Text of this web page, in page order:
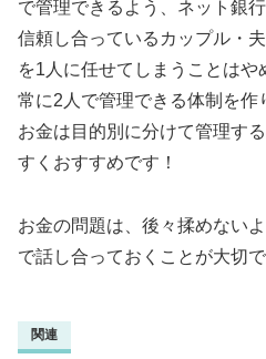
で管理できるよう、ネット銀
信頼し合っているカップル・
を1人に任せてしまうことは
常に2人で管理できる体制を作
お金は目的別に分けて管理す
すくおすすめです！
お金の問題は、後々揉めない
で話し合っておくことが大切で
関連